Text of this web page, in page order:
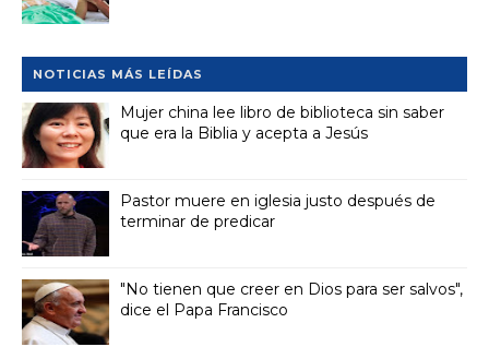
NOTICIAS MÁS LEÍDAS
Mujer china lee libro de biblioteca sin saber
que era la Biblia y acepta a Jesús
Pastor muere en iglesia justo después de
terminar de predicar
"No tienen que creer en Dios para ser salvos",
dice el Papa Francisco